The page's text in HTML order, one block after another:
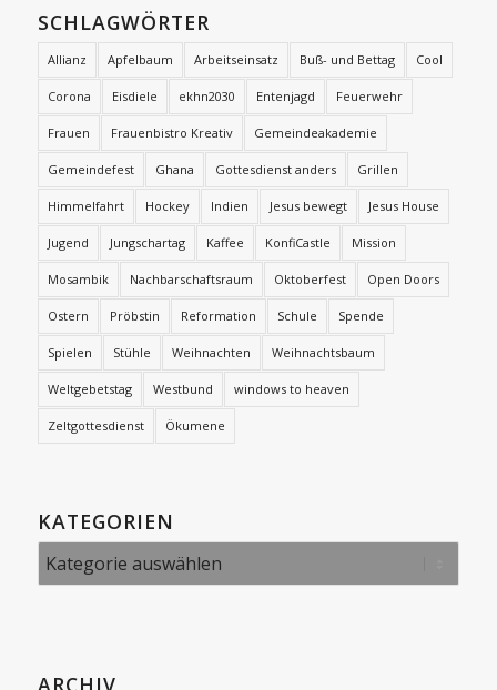
SCHLAGWÖRTER
Allianz Apfelbaum Arbeitseinsatz Buß- und Bettag Cool
Corona Eisdiele ekhn2030 Entenjagd Feuerwehr
Frauen Frauenbistro Kreativ Gemeindeakademie
Gemeindefest Ghana Gottesdienst anders Grillen
Himmelfahrt Hockey Indien Jesus bewegt Jesus House
Jugend Jungschartag Kaffee KonfiCastle Mission
Mosambik Nachbarschaftsraum Oktoberfest Open Doors
Ostern Pröbstin Reformation Schule Spende
Spielen Stühle Weihnachten Weihnachtsbaum
Weltgebetstag Westbund windows to heaven
Zeltgottesdienst Ökumene
KATEGORIEN
Kategorien
ARCHIV